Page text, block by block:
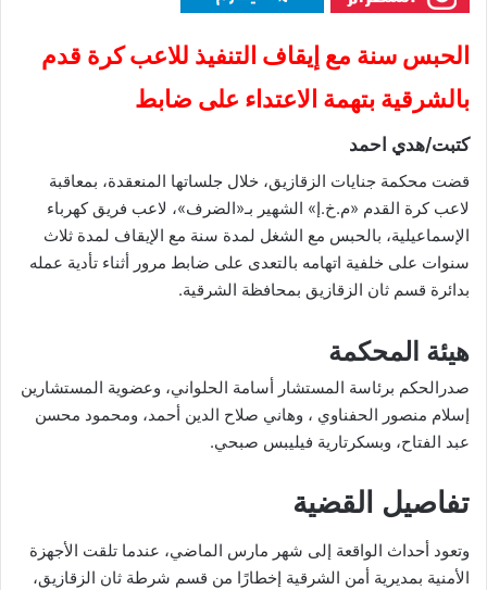
الحبس سنة مع إيقاف التنفيذ للاعب كرة قدم
بالشرقية بتهمة الاعتداء على ضابط
كتبت/هدي احمد
قضت محكمة جنايات الزقازيق، خلال جلساتها المنعقدة، بمعاقبة
لاعب كرة القدم «م.خ.إ» الشهير بـ«الضرف»، لاعب فريق كهرباء
الإسماعيلية، بالحبس مع الشغل لمدة سنة مع الإيقاف لمدة ثلاث
سنوات على خلفية اتهامه بالتعدى على ضابط مرور أثناء تأدية عمله
بدائرة قسم ثان الزقازيق بمحافظة الشرقية.
هيئة المحكمة
صدرالحكم برئاسة المستشار أسامة الحلواني، وعضوية المستشارين
إسلام منصور الحفناوي ، وهاني صلاح الدين أحمد، ومحمود محسن
عبد الفتاح، وبسكرتارية فيليبس صبحي.
تفاصيل القضية
وتعود أحداث الواقعة إلى شهر مارس الماضي، عندما تلقت الأجهزة
الأمنية بمديرية أمن الشرقية إخطارًا من قسم شرطة ثان الزقازيق،